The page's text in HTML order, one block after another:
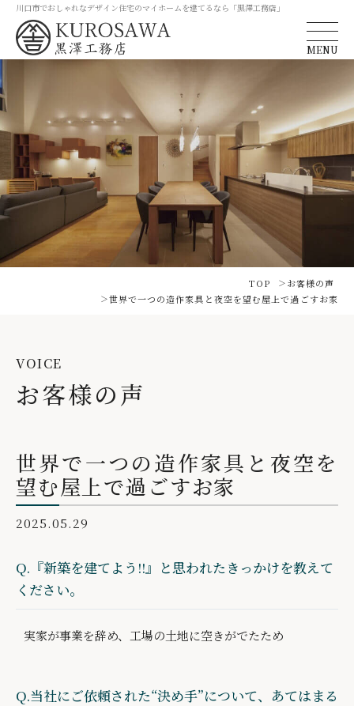
川口市でおしゃれなデザイン住宅のマイホームを建てるなら「黒澤工務店」
MENU
TOP
お客様の声
世界で一つの造作家具と夜空を望む屋上で過ごすお家
VOICE
お客様の声
世界で一つの造作家具と夜空を
望む屋上で過ごすお家
2025.05.29
Q.『新築を建てよう!!』と思われたきっかけを教えて
ください。
実家が事業を辞め、工場の土地に空きがでたため
Q.当社にご依頼された“決め手”について、あてはまる